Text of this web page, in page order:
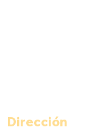
Dirección